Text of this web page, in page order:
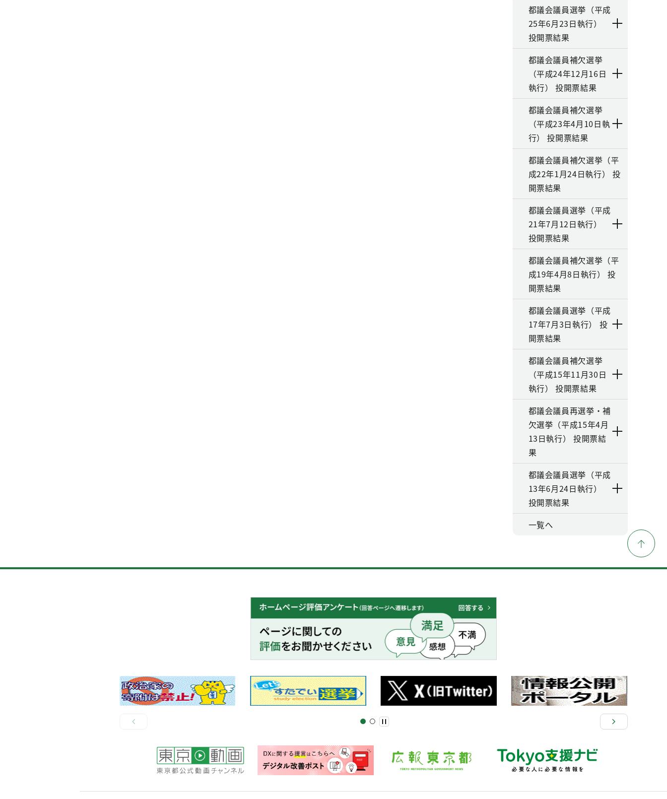
都議会議員選挙（平成
25年6月23日執行）
投開票結果
都議会議員補欠選挙
（平成24年12月16日
執行） 投開票結果
都議会議員補欠選挙
（平成23年4月10日執
行） 投開票結果
都議会議員補欠選挙（平
成22年1月24日執行） 投
開票結果
都議会議員選挙（平成
21年7月12日執行）
投開票結果
都議会議員補欠選挙（平
成19年4月8日執行） 投
開票結果
都議会議員選挙（平成
17年7月3日執行） 投
開票結果
都議会議員補欠選挙
（平成15年11月30日
執行） 投開票結果
都議会議員再選挙・補
欠選挙（平成15年4月
13日執行） 投開票結
果
都議会議員選挙（平成
13年6月24日執行）
投開票結果
一覧へ